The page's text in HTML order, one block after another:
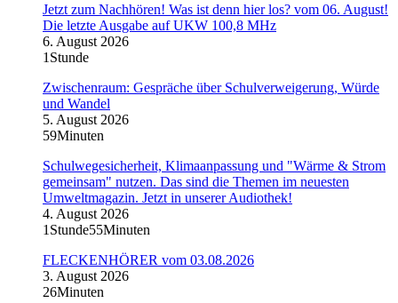
Jetzt zum Nachhören! Was ist denn hier los? vom 06. August!
Die letzte Ausgabe auf UKW 100,8 MHz
6. August 2026
1Stunde
Zwischenraum: Gespräche über Schulverweigerung, Würde
und Wandel
5. August 2026
59Minuten
Schulwegesicherheit, Klimaanpassung und "Wärme & Strom
gemeinsam" nutzen. Das sind die Themen im neuesten
Umweltmagazin. Jetzt in unserer Audiothek!
4. August 2026
1Stunde55Minuten
FLECKENHÖRER vom 03.08.2026
3. August 2026
26Minuten